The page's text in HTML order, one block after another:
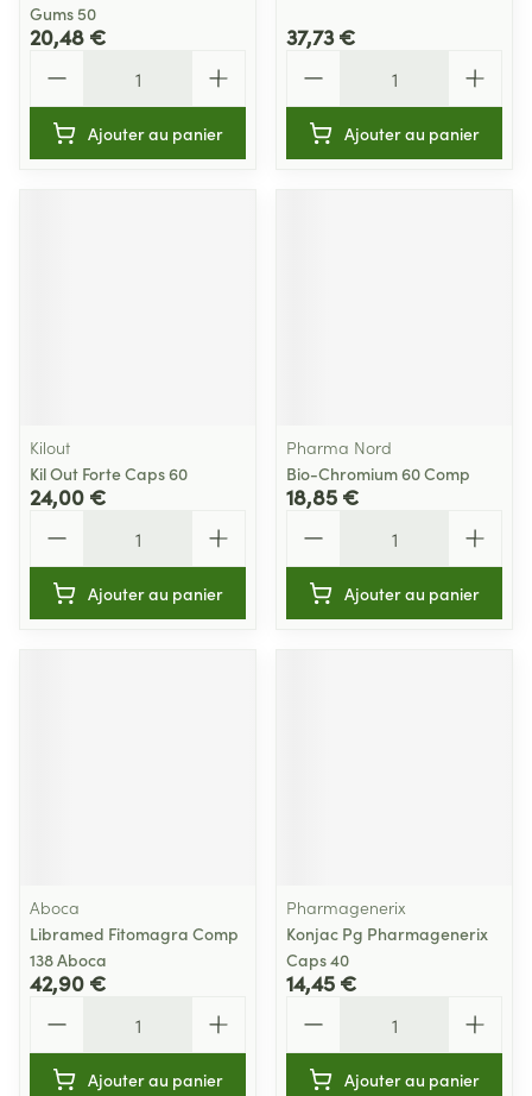
Gums 50
20,48 €
Ajouter au panier
37,73 €
Ajouter au panier
Kilout
Kil Out Forte Caps 60
24,00 €
Ajouter au panier
Pharma Nord
Bio-Chromium 60 Comp
18,85 €
Ajouter au panier
Aboca
Libramed Fitomagra Comp
138 Aboca
42,90 €
Ajouter au panier
Pharmagenerix
Konjac Pg Pharmagenerix
Caps 40
14,45 €
Ajouter au panier